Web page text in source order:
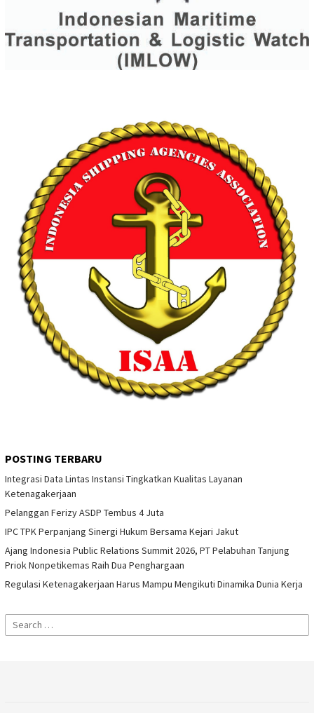
POSTING TERBARU
Integrasi Data Lintas Instansi Tingkatkan Kualitas Layanan
Ketenagakerjaan
Pelanggan Ferizy ASDP Tembus 4 Juta
IPC TPK Perpanjang Sinergi Hukum Bersama Kejari Jakut
Ajang Indonesia Public Relations Summit 2026, PT Pelabuhan Tanjung
Priok Nonpetikemas Raih Dua Penghargaan
Regulasi Ketenagakerjaan Harus Mampu Mengikuti Dinamika Dunia Kerja
Search
for: